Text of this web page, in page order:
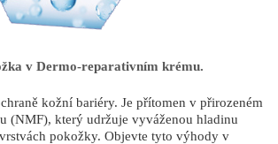
v Dermo-reparativním krému.
kožní bariéry. Je přítomen v přirozeném
(NMF), který udržuje vyváženou hladinu
pokožky. Objevte tyto výhody v